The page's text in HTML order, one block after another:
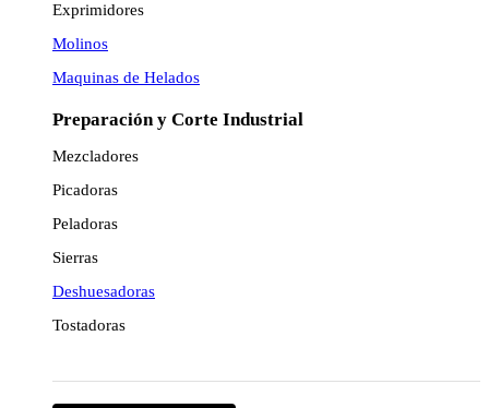
Exprimidores
Molinos
Maquinas de Helados
Preparación y Corte Industrial
Mezcladores
Picadoras
Peladoras
Sierras
Deshuesadoras
Tostadoras